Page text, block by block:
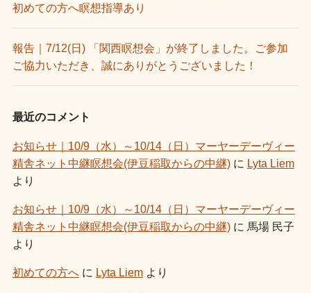
初めての方へ瞑想指導あり
報告｜7/12(日) 「関西瞑想会」が終了しました。ご参加
ご協力いただき、誠にありがとうございました！
最近のコメント
お知らせ｜10/9（水）～10/14（日）マーヤーデーヴィー
精舎ネット中継瞑想会(伊豆稲取からの中継)に Lyta Liem
より
お知らせ｜10/9（水）～10/14（日）マーヤーデーヴィー
精舎ネット中継瞑想会(伊豆稲取からの中継)に 馬場 民子
より
初めての方へに Lyta Liemより